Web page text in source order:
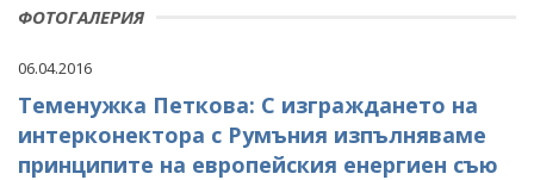
НОВИНИ
ПРЕДСТОЯЩИ СЪБИТИЯ
ЗА ОБЩЕСТВЕНО ОБСЪЖДАНЕ
ПРОЕКТИ ЗА ОБЩЕСТВЕНО ОБСЪЖДАНЕ
ИНТЕРВЮТА
ФОТОГАЛЕРИЯ
06.04.2016
Теменужка Петкова: С изграждането на
интерконектора с Румъния изпълняваме
принципите на европейския енергиен съю